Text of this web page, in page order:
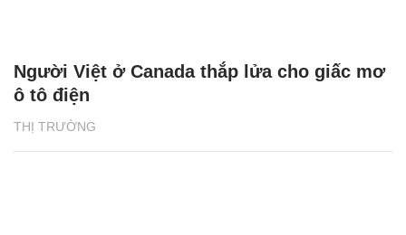
THỊ TRƯỜNG
Người Việt ở Canada thắp lửa cho giấc mơ
ô tô điện